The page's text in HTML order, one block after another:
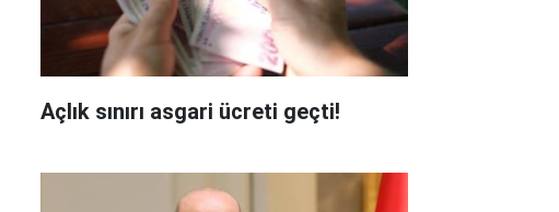
Açlık sınırı asgari ücreti geçti!